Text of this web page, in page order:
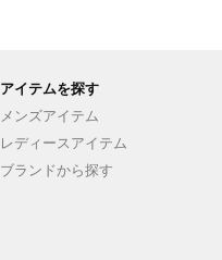
アイテムを探す
メンズアイテム
レディースアイテム
ブランドから探す